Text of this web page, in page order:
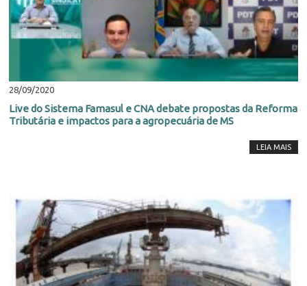
28/09/2020
Live do Sistema Famasul e CNA debate propostas da Reforma
Tributária e impactos para a agropecuária de MS
LEIA MAIS